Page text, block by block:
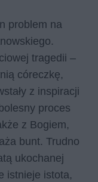
problem na
tragedii –
córeczkę,
z inspiracji
proces
z Bogiem,
bunt. Trudno
ukochanej
istnieje istota,